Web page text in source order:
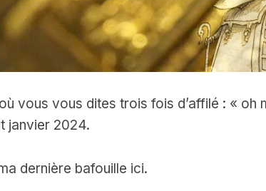
vous vous dites trois fois d’affilé : « oh
janvier 2024.
dernière bafouille ici.